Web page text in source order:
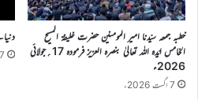
خطبہ جمعہ سیّدنا امیر المومنین حضرت خلیفۃ المسیح
الخامس ایّدہ اللہ تعالیٰ بنصرہ العزیز فرمودہ 17؍جولائی
2026ء
7 اگست 2026ء
7 اگست 2026ء